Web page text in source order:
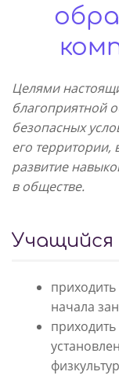
Целями
благоприятной
безопасных
его территории,
развитие
в обществе.
Учащийся
начала